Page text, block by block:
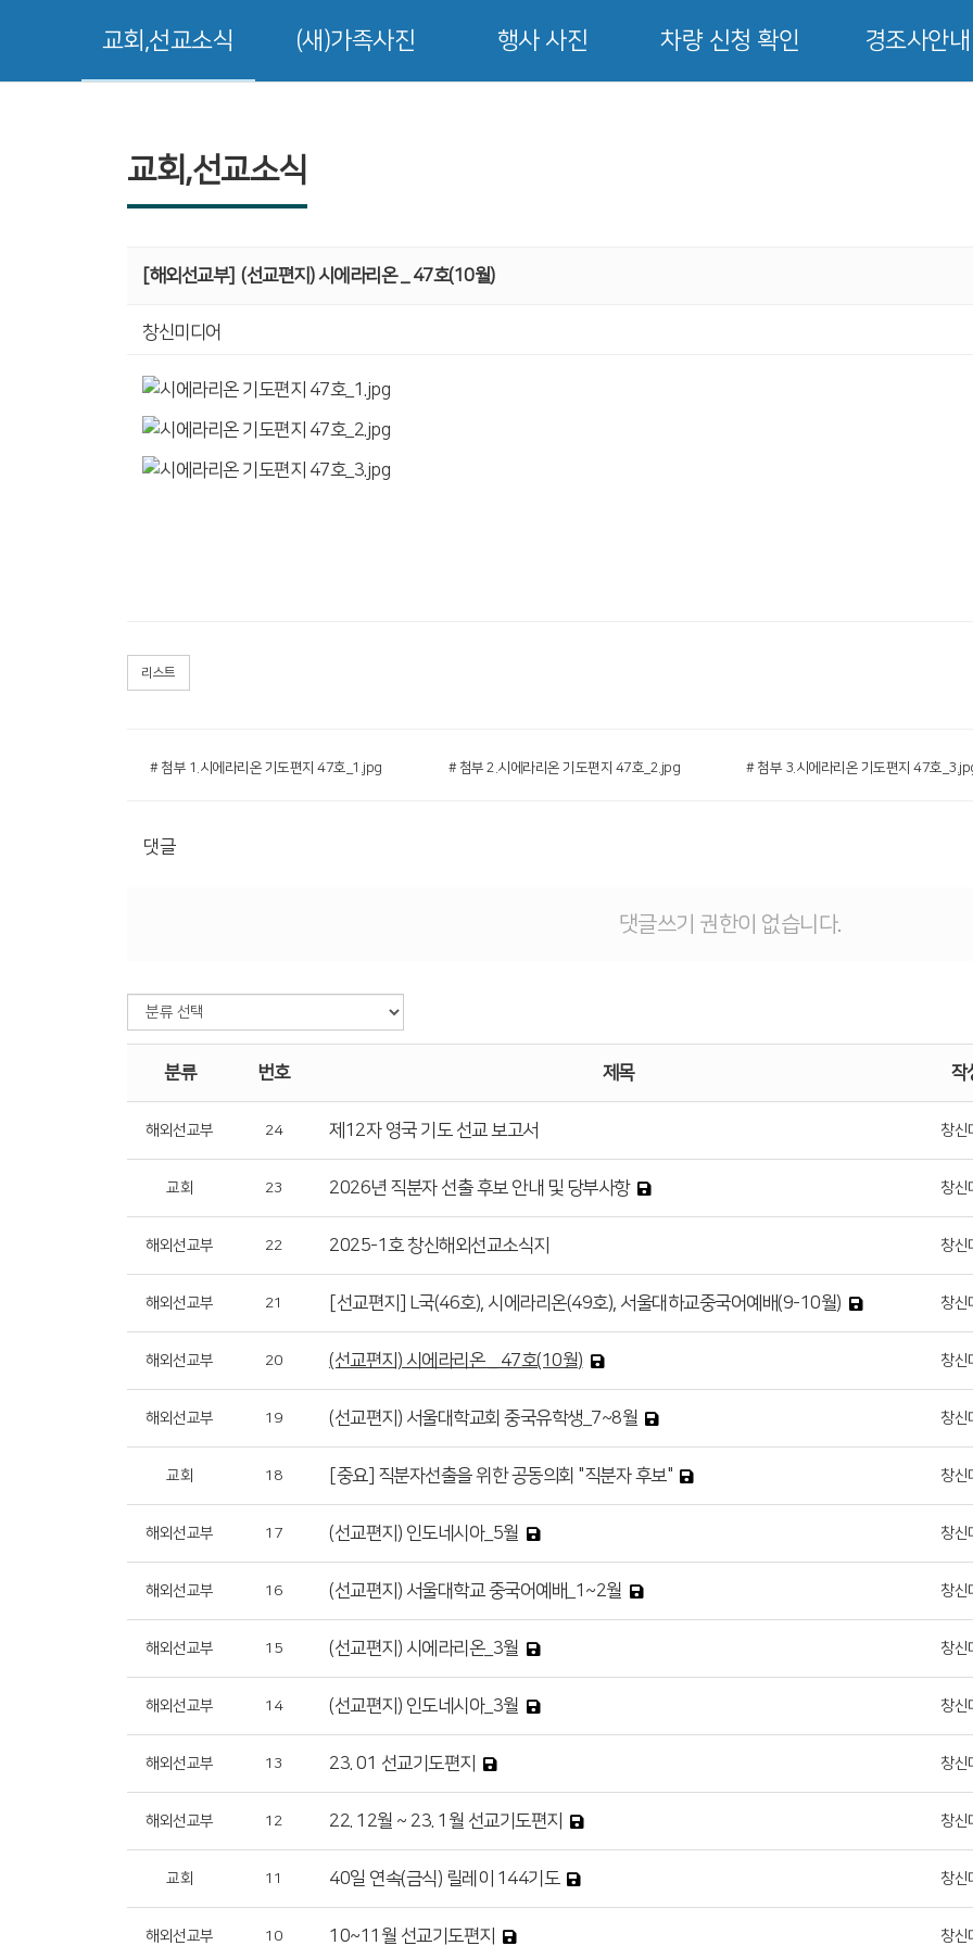
교회,선교소식 (새)가족사진 행사 사진 차량 신청 확인 경조사안내
교회,선교소식
[해외선교부] (선교편지) 시에라리온 _ 47호(10월)
창신미디어
리스트
# 첨부 1.시에라리온 기도편지 47호_1.jpg # 첨부 2.시에라리온 기도편지 47호_2.jpg # 첨부 3.시에라리온 기도편지 47호
댓글
댓글쓰기 권한이 없습니다.
분류 번호 제목 작
해외선교부 24 제12자 영국 기도 선교 보고서 창신
교회 23 2026년 직분자 선출 후보 안내 및 당부사항 창신
해외선교부 22 2025-1호 창신해외선교소식지 창신
해외선교부 21 [선교편지] L국(46호), 시에라리온(49호), 서울대하교중국어예배(9-10월) 창신
해외선교부 20 (선교편지) 시에라리온 _ 47호(10월) 창신
해외선교부 19 (선교편지) 서울대학교회 중국유학생_7~8월 창신
교회 18 [중요] 직분자선출을 위한 공동의회 "직분자 후보" 창신
해외선교부 17 (선교편지) 인도네시아_5월 창신
해외선교부 16 (선교편지) 서울대학교 중국어예배_1~2월 창신
해외선교부 15 (선교편지) 시에라리온_3월 창신
해외선교부 14 (선교편지) 인도네시아_3월 창신
해외선교부 13 23. 01 선교기도편지 창신
해외선교부 12 22. 12월 ~ 23. 1월 선교기도편지 창신
교회 11 40일 연속(금식) 릴레이 144기도 창신
해외선교부 10 10~11월 선교기도편지 창신